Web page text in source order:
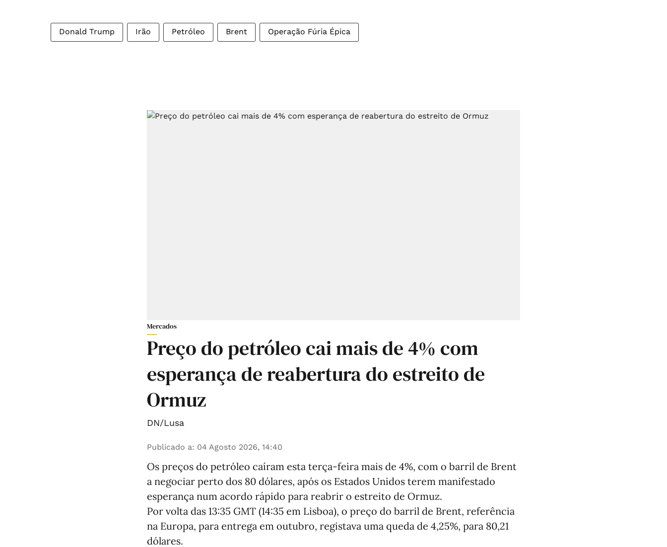
Donald Trump Irão Petróleo Brent Operação Fúria Épica
Mercados
Preço do petróleo cai mais de 4% com
esperança de reabertura do estreito de
Ormuz
DN/Lusa
Publicado a: 04 Agosto 2026, 14:40
Os preços do petróleo caíram esta terça-feira mais de 4%, com o barril de Brent
a negociar perto dos 80 dólares, após os Estados Unidos terem manifestado
esperança num acordo rápido para reabrir o estreito de Ormuz.
Por volta das 13:35 GMT (14:35 em Lisboa), o preço do barril de Brent, referência
na Europa, para entrega em outubro, registava uma queda de 4,25%, para 80,21
dólares.